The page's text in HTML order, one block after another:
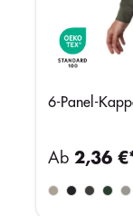
6-Panel-
Ab 2,36